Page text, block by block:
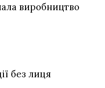
виробництво
без лиця